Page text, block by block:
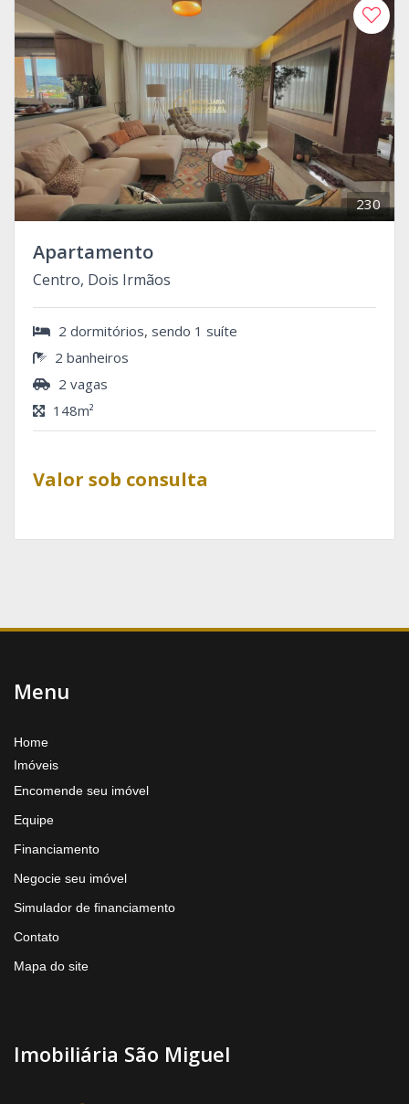
230
Apartamento
Centro, Dois Irmãos
2 dormitórios, sendo 1 suíte
2 banheiros
2 vagas
148m²
Valor sob consulta
Menu
Home
Imóveis
Encomende seu imóvel
Equipe
Financiamento
Negocie seu imóvel
Simulador de financiamento
Contato
Mapa do site
Imobiliária São Miguel